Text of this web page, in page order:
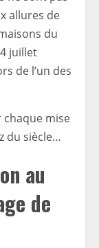
allures de
du
juillet
de l’un des
chaque mise
du siècle…
au
de